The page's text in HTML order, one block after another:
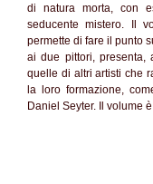
di natura morta, con
seducente mistero. Il
permette di fare il punto
ai due pittori, presenta,
quelle di altri artisti che
la loro formazione,
Daniel Seyter. Il volume